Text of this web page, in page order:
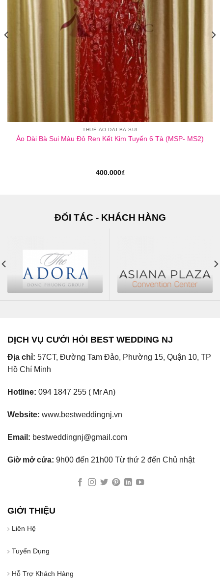
THUÊ ÁO DÀI BÀ SUI
Áo Dài Bà Sui Màu Đỏ Ren Kết Kim Tuyến 6 Tà (MSP- MS2)
400.000₫
ĐỐI TÁC - KHÁCH HÀNG
DỊCH VỤ CƯỚI HỎI BEST WEDDING NJ
Địa chỉ: 57CT, Đường Tam Đảo, Phường 15, Quận 10, TP
Hồ Chí Minh
Hotline: 094 1847 255 ( Mr An)
Website: www.bestweddingnj.vn
Email: bestweddingnj@gmail.com
Giờ mở cửa: 9h00 đến 21h00 Từ thứ 2 đến Chủ nhật
GIỚI THIỆU
Liên Hệ
Tuyển Dụng
Hỗ Trợ Khách Hàng